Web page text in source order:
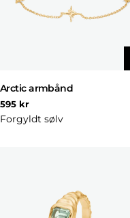
Arctic armbånd
Normal
pris
595 kr
Forgyldt sølv